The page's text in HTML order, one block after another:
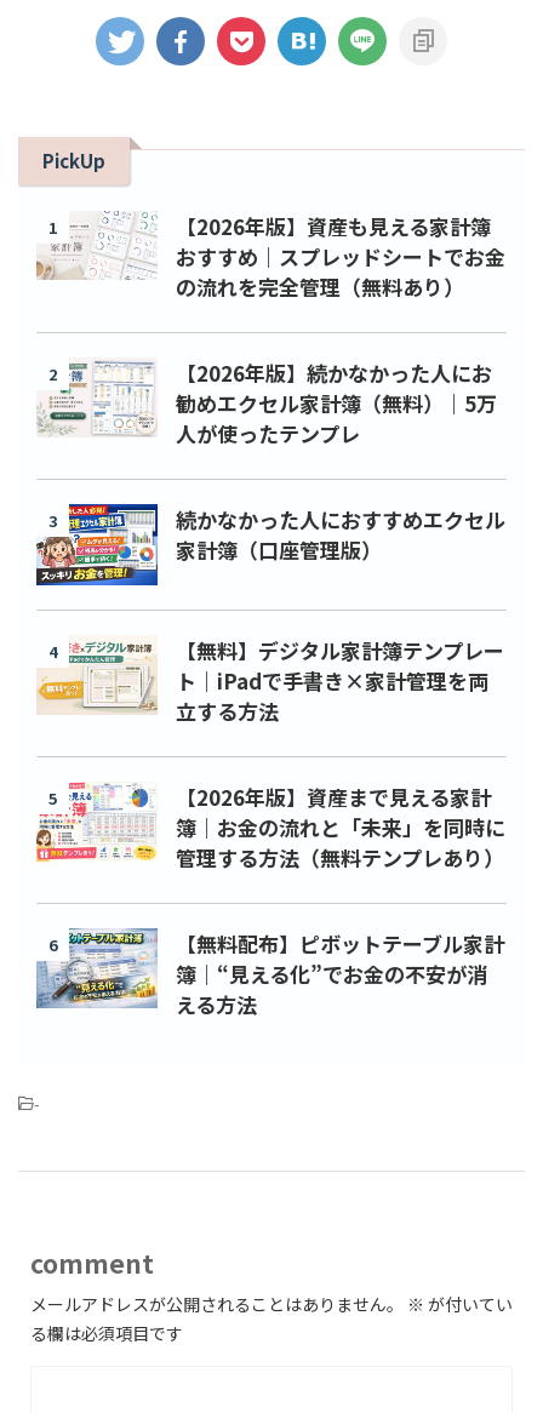
PickUp
1
【2026年版】資産も見える家計簿
おすすめ｜スプレッドシートでお金
の流れを完全管理（無料あり）
2
【2026年版】続かなかった人にお
勧めエクセル家計簿（無料）｜5万
人が使ったテンプレ
3
続かなかった人におすすめエクセル
家計簿（口座管理版）
4
【無料】デジタル家計簿テンプレー
ト｜iPadで手書き×家計管理を両
立する方法
5
【2026年版】資産まで見える家計
簿｜お金の流れと「未来」を同時に
管理する方法（無料テンプレあり）
6
【無料配布】ピボットテーブル家計
簿｜“見える化”でお金の不安が消
える方法
-
comment
メールアドレスが公開されることはありません。 ※ が付いてい
る欄は必須項目です